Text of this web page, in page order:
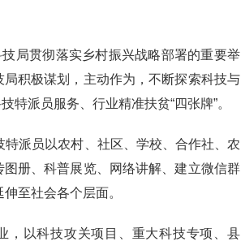
局贯彻落实乡村振兴战略部署的重要举
积极谋划，主动作为，不断探索科技与
派员服务、行业精准扶贫“四张牌”。
特派员以农村、社区、学校、合作社、农
册、科普展览、网络讲解、建立微信群
至社会各个层面。
，以科技攻关项目、重大科技专项、县